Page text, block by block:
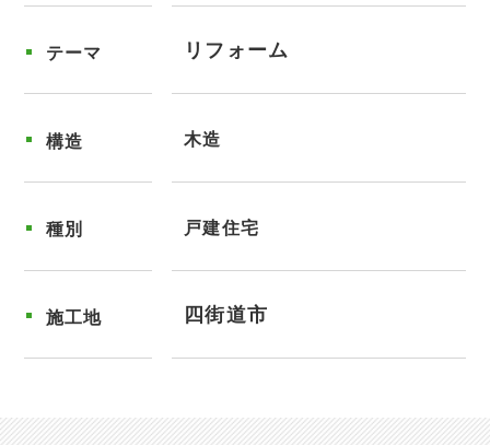
テーマ リフォーム
構造 木造
種別 戸建住宅
施工地 四街道市